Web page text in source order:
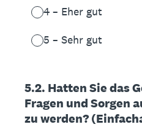
4 – Eher gut
5 – Sehr gut
5.2. Hatten Sie das
Fragen und Sorgen
zu werden?